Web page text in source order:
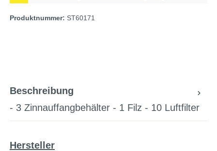
Produktnummer: ST60171
Beschreibung
- 3 Zinnauffangbehälter - 1 Filz - 10 Luftfilter
Hersteller